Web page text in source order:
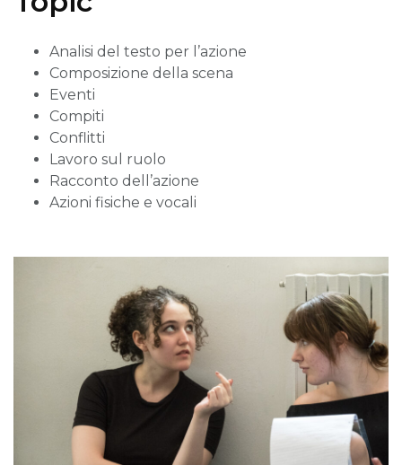
Analisi del testo per l’azione
Composizione della scena
Eventi
Compiti
Conflitti
Lavoro sul ruolo
Racconto dell’azione
Azioni fisiche e vocali